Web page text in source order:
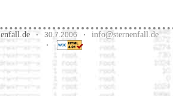
· 30.7.2006 · info@sternenfall.de
·